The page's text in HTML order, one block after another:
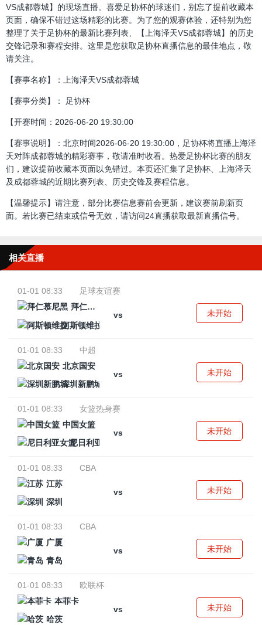
VS成都蓉城】的现场直播。喜爱足协杯的球迷们，别忘了提前收藏本
页面，确保不错过这场精彩的比赛。为了您的观赛体验，还特别为您
整理了关于足协杯的最新比赛列表、【上海泽天VS成都蓉城】的历史
交锋记录和赛程安排。这里是您获取足协杯直播信息的最佳地点，敬
请关注。
【赛事名称】：上海泽天VS成都蓉城
【赛事分类】： 足协杯
【开赛时间：2026-06-20 19:30:00
【赛事说明】：北京时间2026-06-20 19:30:00，足协杯将直播上海泽
天对阵成都蓉城的精彩赛事，敬请准时收看。热爱足协杯比赛的朋友
们，建议提前收藏本页面以免错过。本页还汇集了足协杯、上海泽天
及成都蓉城的近期比赛列表、历史交锋及赛程信息。
【温馨提示】请注意，部分比赛信息赛前会更新，建议赛前刷新页
面。若比赛已结束或信号无效，请访问24直播获取最新直播信号。
相关直播
01-01 08:33
足球友谊赛
拜仁慕尼黑
vs
阿斯顿维拉
未开始
01-01 08:33
中超
北京国安
vs
深圳新鹏城
未开始
01-01 08:33
女篮热身赛
中国女篮
vs
尼日利亚女篮
未开始
01-01 08:33
CBA
江苏
vs
深圳
未开始
01-01 08:33
CBA
广厦
vs
青岛
未开始
01-01 08:33
欧联杯
本菲卡
vs
哈茨
未开始